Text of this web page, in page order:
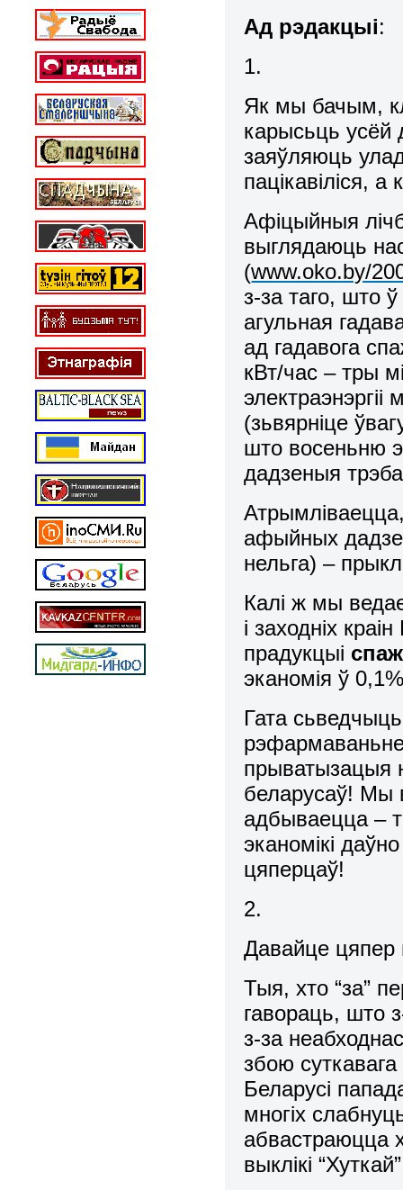
Ад рэдакцыі:
1.
Як мы бачым,
карысьць усёй
заяўляюць
пацікавіліся, а
Афіцыйныя
выглядаюць
(www.oko.by/
з-за таго, што
агульная
ад гадавога
кВт/час – тры
электраэнэргіі
(зьвярніце
што восеньню
дадзеныя
афыйных
нельга) –
Калі ж мы
і заходніх
прадукцыі
эканомія ў
Гата
рэфармаваньне
прыватызацыя
беларусаў! Мы
адбываецца –
эканомікі
цяперцаў!
2.
Давайце
Тыя, хто “за”
гавораць, што
з-за
збою
Беларусі
многіх
абвастраюцца
выклікі